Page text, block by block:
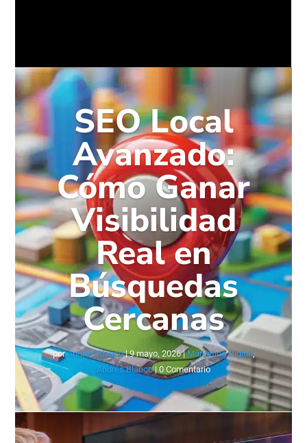
SEO Local
Avanzado:
Cómo Ganar
Visibilidad
Real en
Búsquedas
Cercanas
porAndrés Blanco|9 mayo, 2026|Marketing Digital,
Andrés Blanco| 0 Comentario